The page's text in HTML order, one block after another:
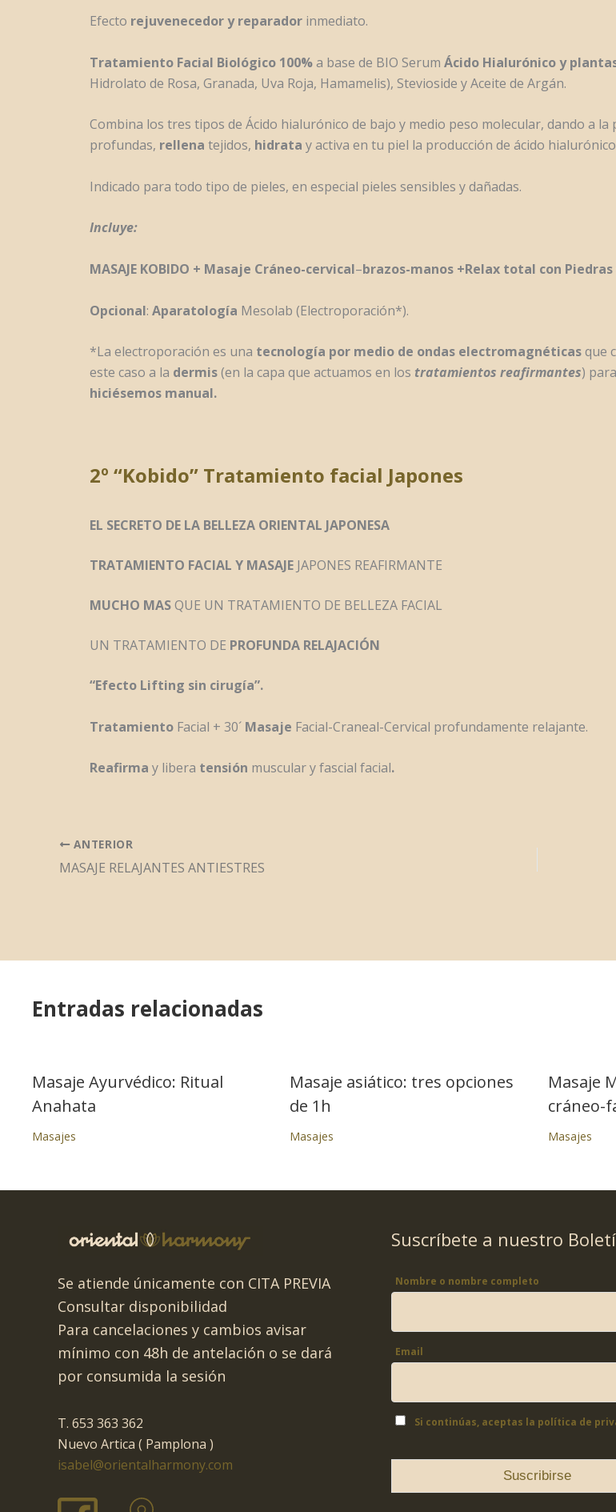
Efecto rejuvenecedor y reparador inmediato.
Tratamiento Facial Biológico 100%a base de BIO Serum Ácido Hialurónico y
Hidrolato de Rosa, Granada, Uva Roja, Hamamelis), Stevioside y Aceite de Argán.
Combina los tres tipos de Ácido hialurónico de bajo y medio peso molecular, dando a la
profundas, rellena tejidos, hidrata y activa en tu piel la producción de ácido
Indicado para todo tipo de pieles, en especial pieles sensibles y dañadas.
Incluye:
MASAJE KOBIDO + Masaje Cráneo-cervical–brazos-manos +Relax total con
Opcional: Aparatología Mesolab (Electroporación*).
*La electroporación es una tecnología por medio de ondas electromagnéticasque
este caso a la dermis(en la capa que actuamos en los tratamientos reafirmantes)
hiciésemos manual.
2º “Kobido” Tratamiento facial Japones
EL SECRETO DE LA BELLEZA ORIENTAL JAPONESA
TRATAMIENTO FACIAL Y MASAJE JAPONES REAFIRMANTE
MUCHO MASQUE UN TRATAMIENTO DE BELLEZA FACIAL
UN TRATAMIENTO DE PROFUNDA RELAJACIÓN
“Efecto Lifting sin cirugía”.
Tratamiento Facial + 30´ Masaje Facial-Craneal-Cervical profundamente relajante.
Reafirma y libera tensión muscular y fascial facial.
ANTERIOR
MASAJE RELAJANTES ANTIESTRES
Entradas relacionadas
Masaje Ayurvédico: Ritual
Anahata
Masajes
Masaje asiático: tres opciones
de 1h
Masajes
Masaje
cráneo-
Masajes
Se atiende únicamente con CITA PREVIA
Consultar disponibilidad
Para cancelaciones y cambios avisar
mínimo con 48h de antelación o se dará
por consumida la sesión
T. 653 363 362
Nuevo Artica ( Pamplona )
isabel@orientalharmony.com
Suscríbete a nuestro
Nombre o nombre completo
Email
Si continúas, aceptas la política de